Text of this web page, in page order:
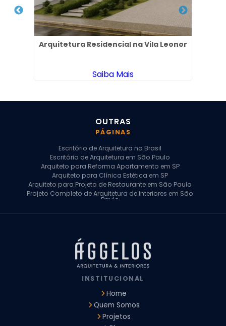
Arquitetura Residencial na Vila Leonor
Saiba Mais
OUTRAS
PÁGINAS
Escritório de Arquitetura no Brasil
Escritório de Arquitetura em São Paulo
Arquiteto para Reforma Apartamento em SP
Arquiteto para Clínica Estética em SP
Arquiteto para Projeto de Restaurante em São Paulo
Projeto Completo de Arquitetura de Interiores em São
Paulo
Arquiteto para Projeto Comercial em São Paulo
Arquiteto Comercial
Arquiteto para Reforma de Apartamento
Arquiteto para Reforma Residencial
Arquitetura para Reforma de Casas
Design de Interiores Apartamentos
Design de Interiores Residencial
Empresa de Arquitetura e Design
INSTITUCIONAL
Home
Quem Somos
Projetos